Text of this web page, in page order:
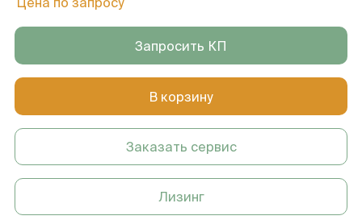
энергетический допплер
Запросить КП
В корзину
Заказать сервис
Лизинг